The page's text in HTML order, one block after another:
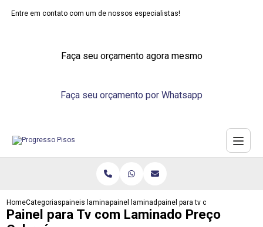
Entre em contato com um de nossos especialistas!
Faça seu orçamento agora mesmo
Faça seu orçamento por Whatsapp
HomeCategoriaspaineis laminadospainel laminado madeirapainel para tv com laminado
Painel para Tv com Laminado Preço